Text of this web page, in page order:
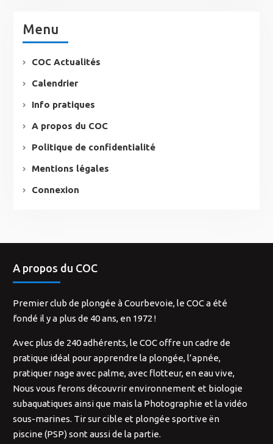
Menu
COC Actualités
Calendrier
Info pratiques
A propos du COC
Politique de confidentialité
Mentions légales
Connexion
A propos du COC
Premier club de plongée à Courbevoie, le COC a été
fondé il y a plus de 40 ans, en 1972 !
Avec plus de 240 adhérents, le COC offre un cadre de
pratique idéal pour apprendre la plongée, l’apnée,
pratiquer nage avec palme, avec flotteur, en eau vive,
Nous vous ferons découvrir environnement et biologie
subaquatiques ainsi que mais la Photographie et la vidéo
sous-marines. Tir sur cible et plongée sportive ën
piscine (PSP) sont aussi de la partie.